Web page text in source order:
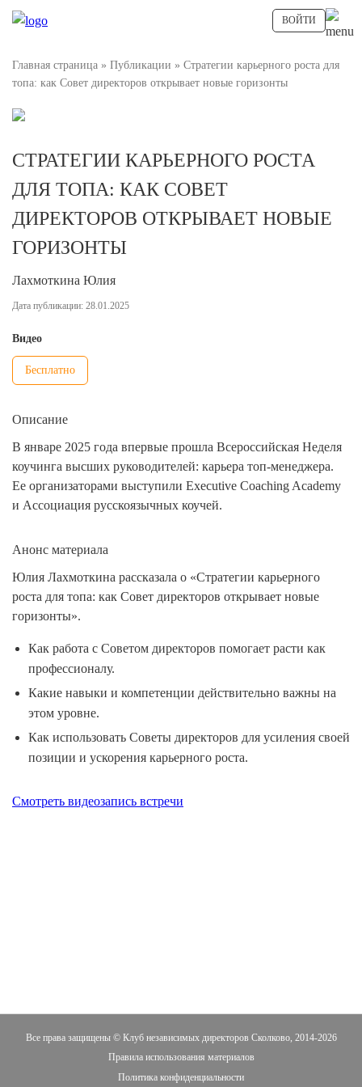
ВОЙТИ
Главная страница » Публикации » Стратегии карьерного роста для
топа: как Совет директоров открывает новые горизонты
СТРАТЕГИИ КАРЬЕРНОГО РОСТА
ДЛЯ ТОПА: КАК СОВЕТ
ДИРЕКТОРОВ ОТКРЫВАЕТ НОВЫЕ
ГОРИЗОНТЫ
Лахмоткина Юлия
Дата публикации: 28.01.2025
Видео
Бесплатно
Описание
В январе 2025 года впервые прошла Всероссийская Неделя
коучинга высших руководителей: карьера топ-менеджера.
Ее организаторами выступили Executive Coaching Academy
и Ассоциация русскоязычных коучей.
Анонс материала
Юлия Лахмоткина рассказала о «Стратегии карьерного
роста для топа: как Совет директоров открывает новые
горизонты».
Как работа с Советом директоров помогает расти как
профессионалу.
Какие навыки и компетенции действительно важны на
этом уровне.
Как использовать Советы директоров для усиления своей
позиции и ускорения карьерного роста.
Смотреть видеозапись встречи
Все права защищены © Клуб независимых директоров Сколково, 2014-2026
Правила использования материалов
Политика конфиденциальности